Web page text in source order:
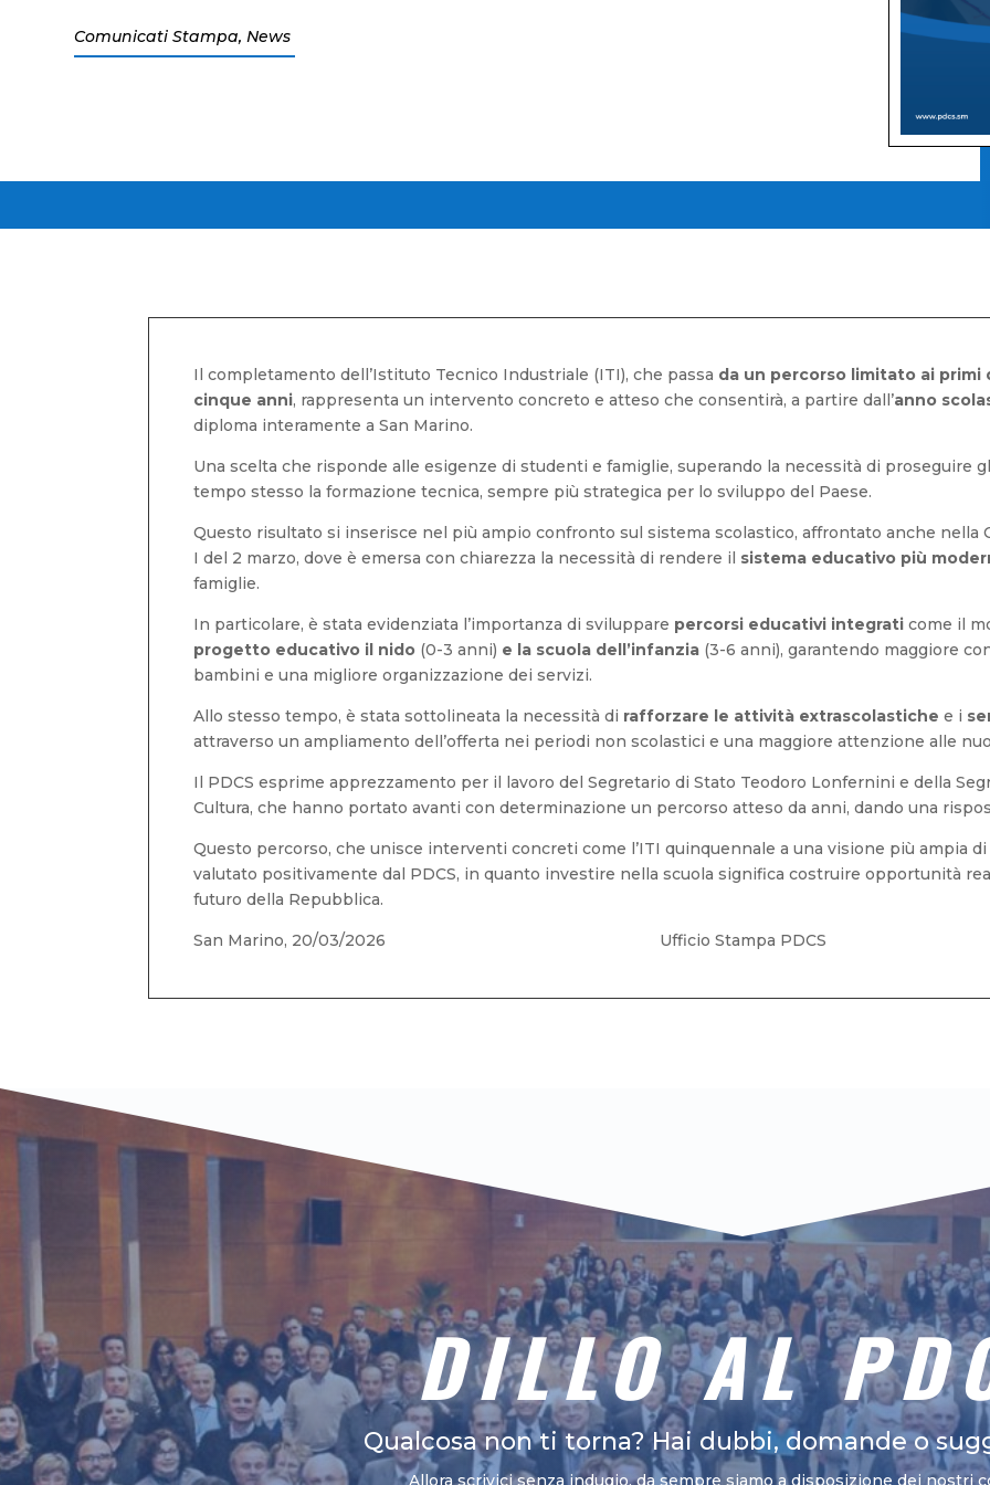
Comunicati Stampa,News
Il completamento dell’Istituto Tecnico Industriale (ITI), che passa da un percorso limitato ai
cinque anni, rappresenta un intervento concreto e atteso che consentirà, a partire dall’anno
diploma interamente a San Marino.
Una scelta che risponde alle esigenze di studenti e famiglie, superando la necessità di proseguire
tempo stesso la formazione tecnica, sempre più strategica per lo sviluppo del Paese.
Questo risultato si inserisce nel più ampio confronto sul sistema scolastico, affrontato anche nella
I del 2 marzo, dove è emersa con chiarezza la necessità di rendere il sistema educativo più
famiglie.
In particolare, è stata evidenziata l’importanza di sviluppare percorsi educativi integrati come il
progetto educativo il nido (0-3 anni) e la scuola dell’infanzia (3-6 anni), garantendo maggiore
bambini e una migliore organizzazione dei servizi.
Allo stesso tempo, è stata sottolineata la necessità di rafforzare le attività extrascolastiche e i
attraverso un ampliamento dell’offerta nei periodi non scolastici e una maggiore attenzione alle
Il PDCS esprime apprezzamento per il lavoro del Segretario di Stato Teodoro Lonfernini e della
Cultura, che hanno portato avanti con determinazione un percorso atteso da anni, dando una
Questo percorso, che unisce interventi concreti come l’ITI quinquennale a una visione più ampia
valutato positivamente dal PDCS, in quanto investire nella scuola significa costruire opportunità
futuro della Repubblica.
San Marino, 20/03/2026 Ufficio Stampa PDCS
DILLO AL
Qualcosa non ti torna? Hai dubbi, domande o
Allora scrivici senza indugio, da sempre siamo a disposizione dei nostri